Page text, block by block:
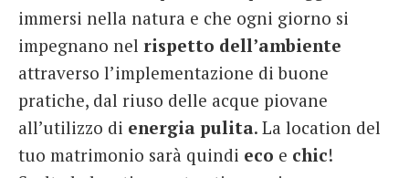
immersi nella natura e che ogni giorno si
impegnano nel rispetto dell’ambiente
attraverso l’implementazione di buone
pratiche, dal riuso delle acque piovane
all’utilizzo di energia pulita. La location del
tuo matrimonio sarà quindi eco e chic!